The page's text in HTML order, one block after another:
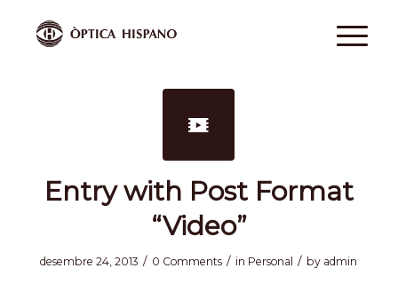
Entry with Post Format
“Video”
desembre 24, 2013 / 0 Comments / in Personal / by admin